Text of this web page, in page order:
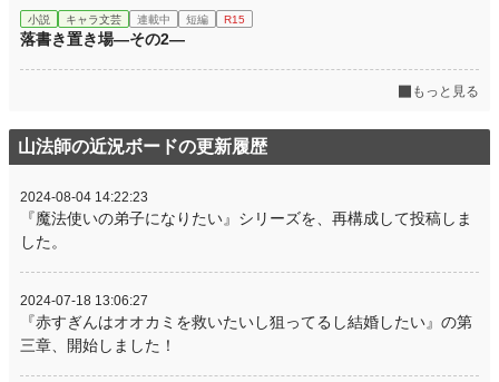
小説 キャラ文芸 連載中 短編 R15
落書き置き場—その2—
もっと見る
山法師の近況ボードの更新履歴
2024-08-04 14:22:23
『魔法使いの弟子になりたい』シリーズを、再構成して投稿しま
した。
2024-07-18 13:06:27
『赤すぎんはオオカミを救いたいし狙ってるし結婚したい』の第
三章、開始しました！